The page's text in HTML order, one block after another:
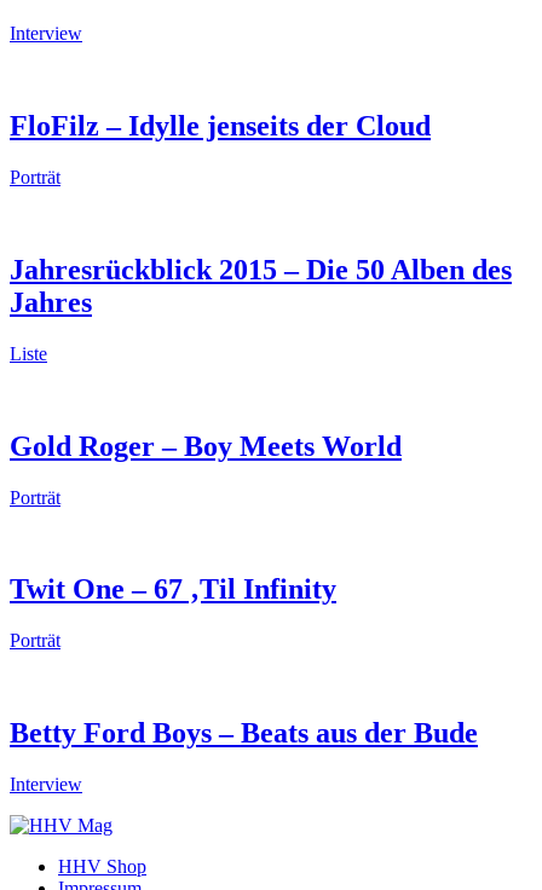
Interview
FloFilz – Idylle jenseits der Cloud
Porträt
Jahresrückblick 2015 – Die 50 Alben des
Jahres
Liste
Gold Roger – Boy Meets World
Porträt
Twit One – 67 ‚Til Infinity
Porträt
Betty Ford Boys – Beats aus der Bude
Interview
HHV Shop